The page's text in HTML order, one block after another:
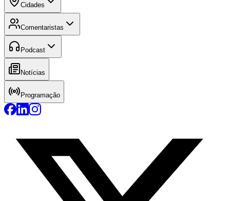
Cidades
Comentaristas
Podcast
Notícias
Programação